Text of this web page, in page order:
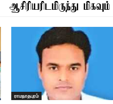
ஆசிரியரிடமிருந்து மிகவும்
ராமநாதபுரம்